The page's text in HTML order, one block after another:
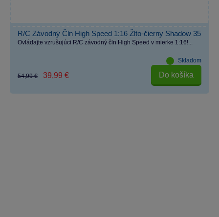
R/C Závodný Čln High Speed 1:16 Žlto-čierny Shadow 35
Ovládajte vzrušujúci R/C závodný čln High Speed v mierke 1:16!...
Skladom
54,99 € 39,99 € Do košíka